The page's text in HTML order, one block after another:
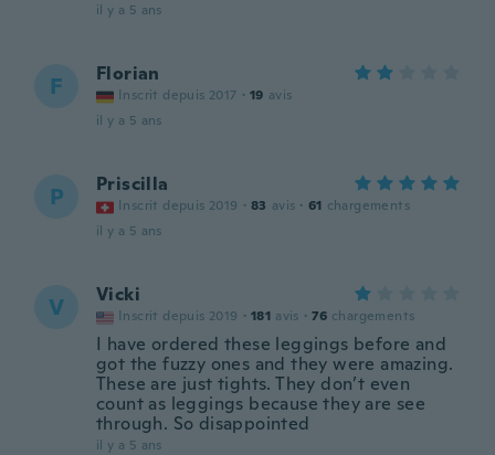
il y a 5 ans
F Florian
Inscrit depuis 2017 · 19 avis
il y a 5 ans
P Priscilla
Inscrit depuis 2019 · 83 avis · 61 chargements
il y a 5 ans
V Vicki
Inscrit depuis 2019 · 181 avis · 76 chargements
I have ordered these leggings before and
got the fuzzy ones and they were amazing.
These are just tights. They don’t even
count as leggings because they are see
through. So disappointed
il y a 5 ans